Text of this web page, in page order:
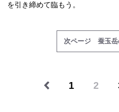
を引き締めて臨もう。
次ページ 蚕玉岳
1 2